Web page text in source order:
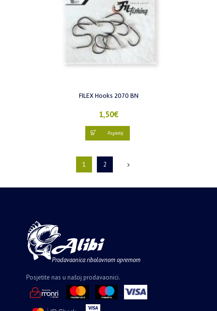
FILEX Hooks 2070 BN
1,50€
Pogledaj
1 2
Prodavaonica ribolovnom opremom
Posjetite nas u našoj prodavaonici.